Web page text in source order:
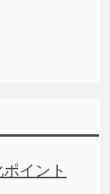
イント